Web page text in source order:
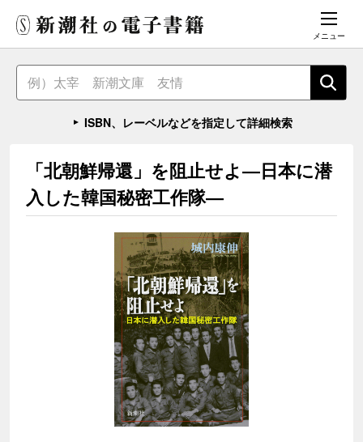
メニュー
ISBN、レーベルなどを指定して詳細検索
「北朝鮮帰還」を阻止せよ―日本に潜
入した韓国秘密工作隊―